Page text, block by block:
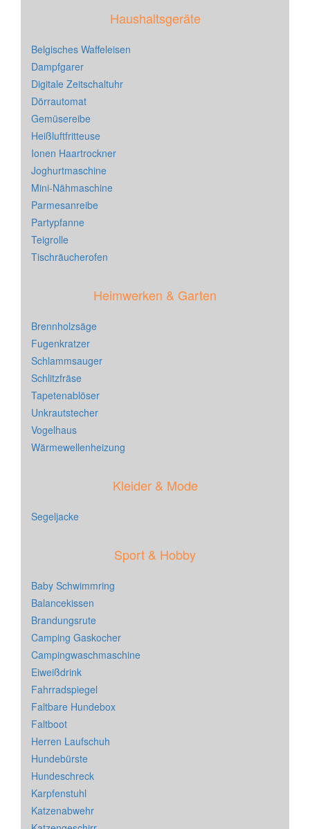
Haushaltsgeräte
Belgisches Waffeleisen
Dampfgarer
Digitale Zeitschaltuhr
Dörrautomat
Gemüsereibe
Heißluftfritteuse
Ionen Haartrockner
Joghurtmaschine
Mini-Nähmaschine
Parmesanreibe
Partypfanne
Teigrolle
Tischräucherofen
Heimwerken & Garten
Brennholzsäge
Fugenkratzer
Schlammsauger
Schlitzfräse
Tapetenablöser
Unkrautstecher
Vogelhaus
Wärmewellenheizung
Kleider & Mode
Segeljacke
Sport & Hobby
Baby Schwimmring
Balancekissen
Brandungsrute
Camping Gaskocher
Campingwaschmaschine
Eiweißdrink
Fahrradspiegel
Faltbare Hundebox
Faltboot
Herren Laufschuh
Hundebürste
Hundeschreck
Karpfenstuhl
Katzenabwehr